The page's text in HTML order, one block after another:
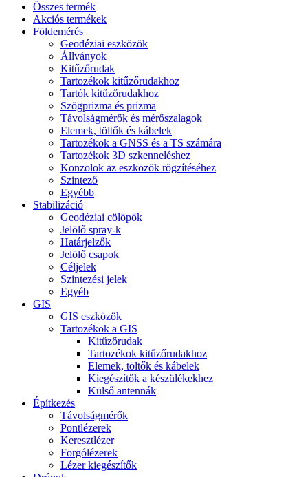
Összes termék
Akciós termékek
Földemérés
Geodéziai eszközök
Állványok
Kitűzőrudak
Tartozékok kitűzőrudakhoz
Tartók kitűzőrudakhoz
Szögprizma és prizma
Távolságmérők és mérőszalagok
Elemek, töltők és kábelek
Tartozékok a GNSS és a TS számára
Tartozékok 3D szkenneléshez
Konzolok az eszközök rögzítéséhez
Szintező
Egyébb
Stabilizáció
Geodéziai cölöpök
Jelölő spray-k
Határjelzők
Jelölő csapok
Céljelek
Szintezési jelek
Egyéb
GIS
GIS eszközök
Tartozékok a GIS
Kitűzőrudak
Tartozékok kitűzőrudakhoz
Elemek, töltők és kábelek
Kiegészítők a készülékekhez
Külső antennák
Építkezés
Távolságmérők
Pontlézerek
Keresztlézer
Forgólézerek
Lézer kiegészítők